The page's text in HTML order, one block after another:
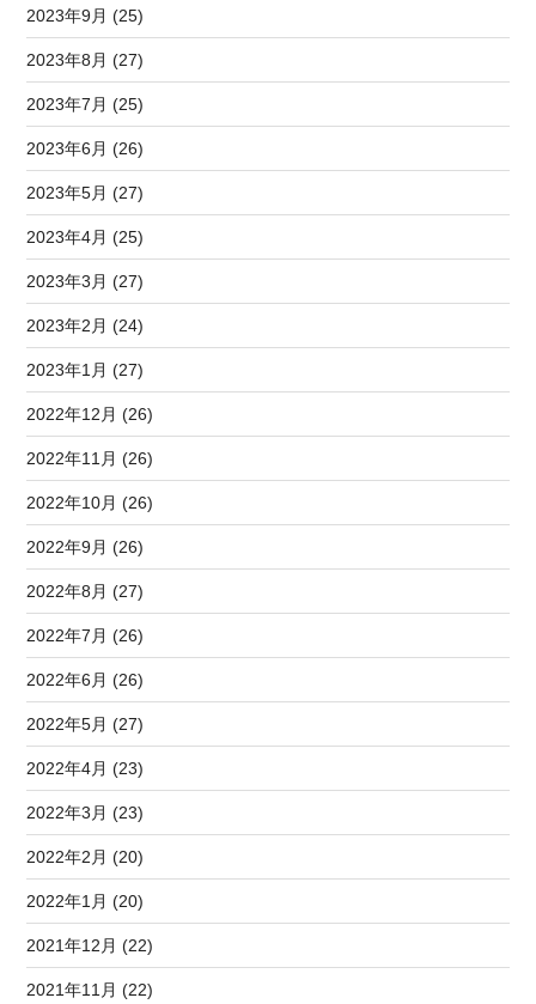
2023年9月 (25)
2023年8月 (27)
2023年7月 (25)
2023年6月 (26)
2023年5月 (27)
2023年4月 (25)
2023年3月 (27)
2023年2月 (24)
2023年1月 (27)
2022年12月 (26)
2022年11月 (26)
2022年10月 (26)
2022年9月 (26)
2022年8月 (27)
2022年7月 (26)
2022年6月 (26)
2022年5月 (27)
2022年4月 (23)
2022年3月 (23)
2022年2月 (20)
2022年1月 (20)
2021年12月 (22)
2021年11月 (22)